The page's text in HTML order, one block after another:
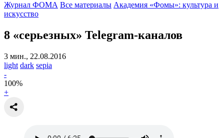
Журнал ФОМА Все материалы Академия «Фомы»: культура и
искусство
8 «серьезных» Telegram-каналов
3 мин., 22.08.2016
light dark sepia
-
100%
+